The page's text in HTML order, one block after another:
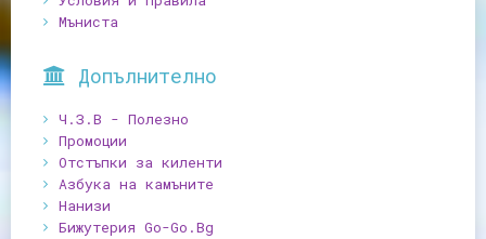
Мъниста
Допълнително
Ч.З.В - Полезно
Промоции
Отстъпки за киленти
Азбука на камъните
Нанизи
Бижутерия Go-Go.Bg